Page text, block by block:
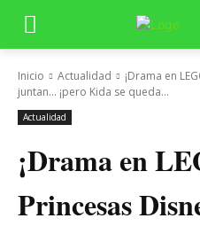
Inicio Actualidad
¡Drama en
juntan... ¡pero Kida se queda...
Actualidad
¡Drama en
Princesas